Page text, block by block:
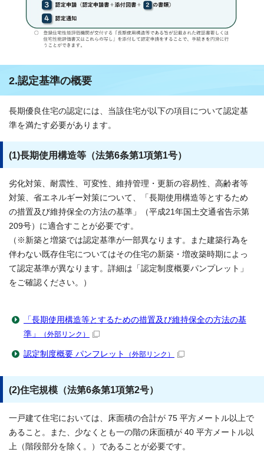
2.認定基準の概要
長期優良住宅の認定には、当該住宅が以下の項目について認定基
準を満たす必要があります。
(1)長期使用構造等（法第6条第1項第1号）
劣化対策、耐震性、可変性、維持管理・更新の容易性、高齢者等
対策、省エネルギー対策について、「長期使用構造等とするため
の措置及び維持保全の方法の基準」（平成21年国土交通省告示第
209号）に適合すことが必要です。
（※新築と増築では認定基準が一部異なります。また建築行為を
伴わない既存住宅についてはその住宅の新築・増改築時期によっ
て認定基準が異なります。詳細は「認定制度概要パンプレット」
をご確認ください。）
「長期使用構造等とするための措置及び維持保全の方法の基
準」
（外部リンク）
認定制度概要 パンフレット （外部リンク）
(2)住宅規模（法第6条第1項第2号）
一戸建て住宅においては、床面積の合計が 75 平方メートル以上で
あること。また、少なくとも一の階の床面積が 40 平方メートル以
上（階段部分を除く。）であることが必要です。